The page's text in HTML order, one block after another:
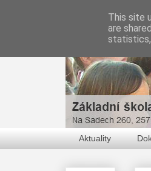
Aktuality
This site
are
statistics,